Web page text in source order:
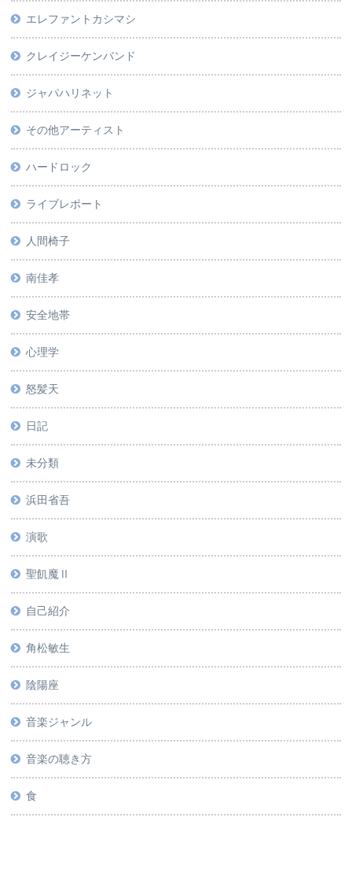
エレファントカシマシ
クレイジーケンバンド
ジャパハリネット
その他アーティスト
ハードロック
ライブレポート
人間椅子
南佳孝
安全地帯
心理学
怒髪天
日記
未分類
浜田省吾
演歌
聖飢魔Ⅱ
自己紹介
角松敏生
陰陽座
音楽ジャンル
音楽の聴き方
食